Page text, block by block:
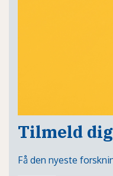
Tilmeld
Få den nyeste